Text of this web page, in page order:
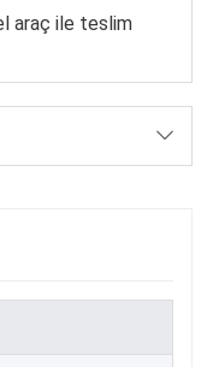
araç ile teslim